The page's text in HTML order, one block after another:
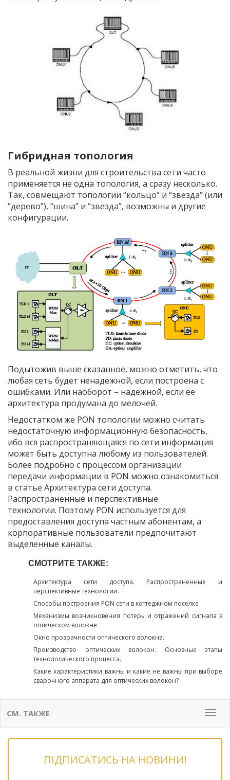
Гибридная топология
В реальной жизни для строительства сети часто
применяется не одна топология, а сразу несколько.
Так, совмещают топологии “кольцо” и “звезда” (или
“дерево”), “шина” и “звезда”, возможны и другие
конфигурации.
Подытожив выше сказанное, можно отметить, что
любая сеть будет ненадежной, если построена с
ошибками. Или наоборот – надежной, если ее
архитектура продумана до мелочей.
Недостатком же PON топологии можно считать
недостаточную информационную безопасность,
ибо вся распространяющаяся по сети информация
может быть доступна любому из пользователей.
Более подробно с процессом организации
передачи информации в PON можно ознакомиться
в статье Архитектура сети доступа.
Распространенные и перспективные
технологии. Поэтому PON используется для
предоставления доступа частным абонентам, а
корпоративные пользователи предпочитают
выделенные каналы.
СМОТРИТЕ ТАКЖЕ:
Архитектура сети доступа. Распространенные и
перспективные технологии.
Способы построения PON сети в коттеджном поселке
Механизмы возникновения потерь и отражений сигнала в
оптическом волокне
Окно прозрачности оптического волокна.
Производство оптических волокон. Основные этапы
технологического процесса.
Какие характеристики важны и какие не важны при выборе
сварочного аппарата для оптических волокон?
Меню
СМ. ТАКЖЕ
ПІДПИСАТИСЬ НА НОВИНИ!